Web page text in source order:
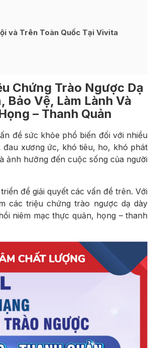
và Trên Toàn Quốc Tại Vivita
Chứng Trào Ngược Dạ
Bảo Vệ, Làm Lành Và
– Thanh Quản
đề sức khỏe phổ biến đối với nhiều
xương ức, khó tiêu, ho, khó phát
hưởng đến cuộc sống của người
để giải quyết các vấn đề trên. Với
các triệu chứng trào ngược dạ dày
niêm mạc thực quản, họng – thanh